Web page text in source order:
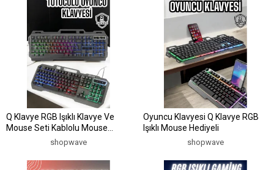
Q Klavye RGB Işıklı Klavye Ve
Mouse Seti Kablolu Mouse
shopwave
Oyuncu Klavyesi Q Klavye RGB
Işıklı Mouse Hediyeli
shopwave